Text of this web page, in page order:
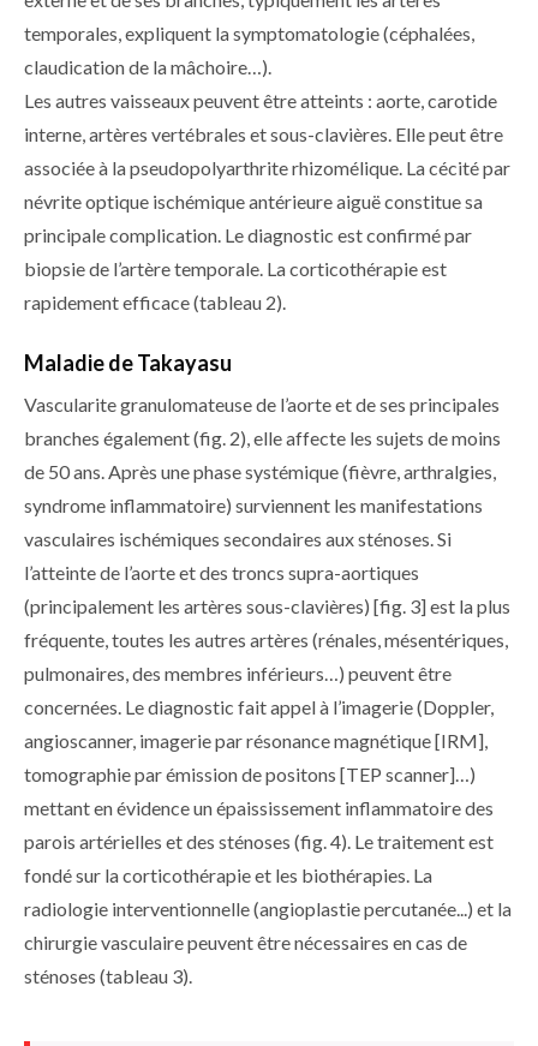
temporales, expliquent la symptomatologie (céphalées,
claudication de la mâchoire…).
Les autres vaisseaux peuvent être atteints : aorte, carotide
interne, artères vertébrales et sous-clavières. Elle peut être
associée à la pseudopolyarthrite rhizomélique. La cécité par
névrite optique ischémique antérieure aiguë constitue sa
principale complication. Le diagnostic est confirmé par
biopsie de l’artère temporale. La corticothérapie est
rapidement efficace (tableau 2).
Maladie de Takayasu
Vascularite granulomateuse de l’aorte et de ses principales
branches également (fig. 2), elle affecte les sujets de moins
de 50 ans. Après une phase systémique (fièvre, arthralgies,
syndrome inflammatoire) surviennent les manifestations
vasculaires ischémiques secondaires aux sténoses. Si
l’atteinte de l’aorte et des troncs supra-­aortiques
(principalement les artères sous-clavières) [fig. 3] est la plus
fréquente, toutes les autres artères (rénales, mésentériques,
pulmonaires, des membres inférieurs…) peuvent être
concernées. Le diagnostic fait appel à l’imagerie (Doppler,
angioscanner, imagerie par résonance magnétique [IRM],
tomographie par émission de positons [TEP scanner]…)
mettant en évidence un épaississement inflammatoire des
parois artérielles et des sténoses (fig. 4). Le traitement est
fondé sur la corticothérapie et les biothérapies. La
radiologie interventionnelle (angioplastie percutanée...) et la
chirurgie vasculaire peuvent être nécessaires en cas de
sténoses (tableau 3).